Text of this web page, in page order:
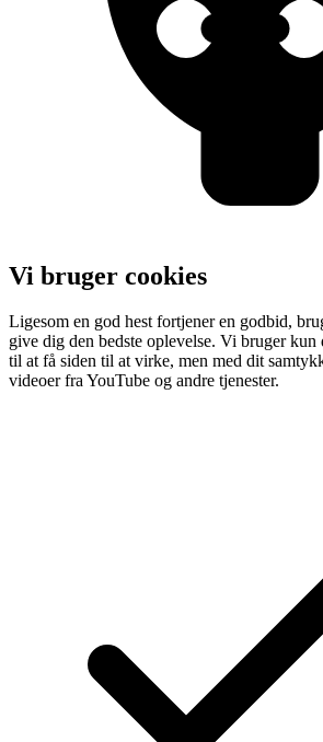
Vi bruger cookies
Ligesom en god hest fortjener en godbid,
give dig den bedste oplevelse. Vi bruger kun
til at få siden til at virke, men med dit
videoer fra YouTube og andre tjenester.